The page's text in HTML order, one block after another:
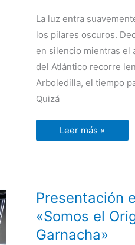
La luz entra
los pilares oscuros.
en silencio mientras el
del Atlántico recorre
Arboledilla, el tiempo
Quizá
Leer más »
Presentación
«Somos el
Garnacha»
Presentación
en
«Somos
Origen